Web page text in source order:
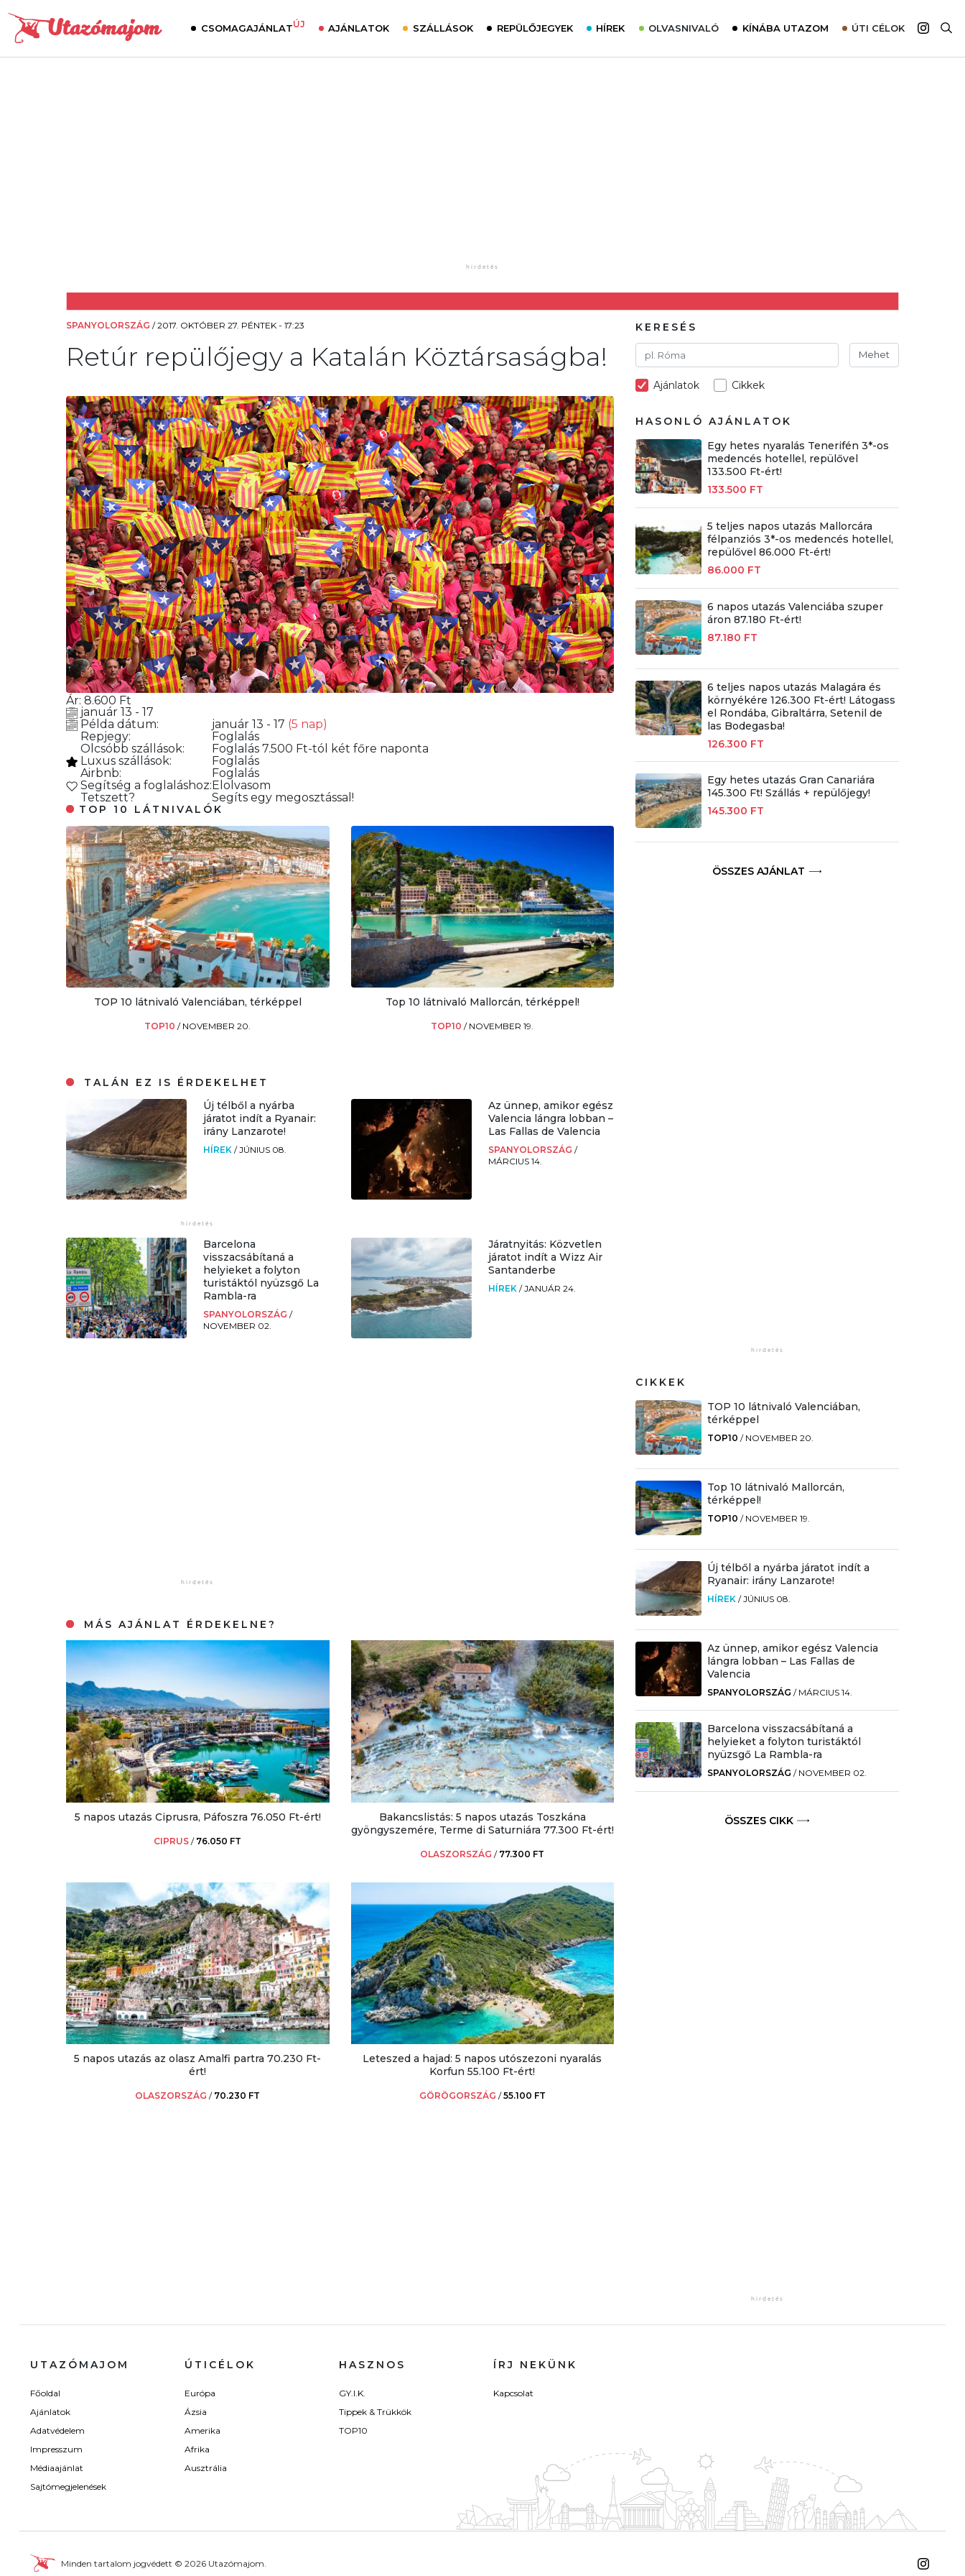
CSOMAGAJÁNLATÚJ AJÁNLATOK SZÁLLÁSOK REPÜLŐJEGYEK HÍREK OLVASNIVALÓ KÍNÁBA UTAZOM ÚTI CÉLOK
SPANYOLORSZÁG /2017. OKTÓBER 27. PÉNTEK - 17:23
Retúr repülőjegy a Katalán Köztársaságba!
Ár: 8.600 Ft
január 13 - 17
Példa dátum:
január 13 - 17 (5 nap)
Repjegy:
Foglalás
Olcsóbb szállások:
Foglalás 7.500 Ft-tól két főre naponta
Luxus szállások:
Foglalás
Airbnb:
Foglalás
Segítség a foglaláshoz:Elolvasom
Tetszett?
Segíts egy megosztással!
TOP 10 LÁTNIVALÓK
TOP 10 látnivaló Valenciában, térképpel
TOP10/ NOVEMBER 20.
Top 10 látnivaló Mallorcán, térképpel!
TOP10/ NOVEMBER 19.
TALÁN EZ IS ÉRDEKELHET
Új télből a nyárba
járatot indít a Ryanair:
irány Lanzarote!
HÍREK/JÚNIUS 08.
Az ünnep, amikor egész
Valencia lángra lobban –
Las Fallas de Valencia
SPANYOLORSZÁG /
MÁRCIUS 14.
Barcelona
visszacsábítaná a
helyieket a folyton
turistáktól nyüzsgő La
Rambla-ra
SPANYOLORSZÁG/
NOVEMBER 02.
Járatnyitás: Közvetlen
járatot indít a Wizz Air
Santanderbe
HÍREK /JANUÁR 24.
MÁS AJÁNLAT ÉRDEKELNE?
5 napos utazás Ciprusra, Páfoszra 76.050 Ft-ért!
CIPRUS / 76.050 FT
Bakancslistás: 5 napos utazás Toszkána
gyöngyszemére, Terme di Saturniára 77.300 Ft-ért!
OLASZORSZÁG / 77.300 FT
5 napos utazás az olasz Amalfi partra 70.230 Ft-
ért!
OLASZORSZÁG / 70.230 FT
Leteszed a hajad: 5 napos utószezoni nyaralás
Korfun 55.100 Ft-ért!
GÖRÖGORSZÁG /55.100 FT
KERESÉS
Mehet
Ajánlatok Cikkek
HASONLÓ AJÁNLATOK
Egy hetes nyaralás Tenerifén 3*-os
medencés hotellel, repülővel
133.500 Ft-ért!
133.500 FT
5 teljes napos utazás Mallorcára
félpanziós 3*-os medencés hotellel,
repülővel 86.000 Ft-ért!
86.000 FT
6 napos utazás Valenciába szuper
áron 87.180 Ft-ért!
87.180 FT
6 teljes napos utazás Malagára és
környékére 126.300 Ft-ért! Látogass
el Rondába, Gibraltárra, Setenil de
las Bodegasba!
126.300 FT
Egy hetes utazás Gran Canariára
145.300 Ft! Szállás + repülőjegy!
145.300 FT
ÖSSZES AJÁNLAT
CIKKEK
TOP 10 látnivaló Valenciában,
térképpel
TOP10 / NOVEMBER 20.
Top 10 látnivaló Mallorcán,
térképpel!
TOP10 / NOVEMBER 19.
Új télből a nyárba járatot indít a
Ryanair: irány Lanzarote!
HÍREK /JÚNIUS 08.
Az ünnep, amikor egész Valencia
lángra lobban – Las Fallas de
Valencia
SPANYOLORSZÁG / MÁRCIUS 14.
Barcelona visszacsábítaná a
helyieket a folyton turistáktól
nyüzsgő La Rambla-ra
SPANYOLORSZÁG / NOVEMBER 02.
ÖSSZES CIKK
UTAZÓMAJOM
Főoldal
Ajánlatok
Adatvédelem
Impresszum
Médiaajánlat
Sajtómegjelenések
ÚTICÉLOK
Európa
Ázsia
Amerika
Afrika
Ausztrália
HASZNOS
GY.I.K.
Tippek & Trükkök
TOP10
ÍRJ NEKÜNK
Kapcsolat
Minden tartalom jogvédett © 2026 Utazómajom.